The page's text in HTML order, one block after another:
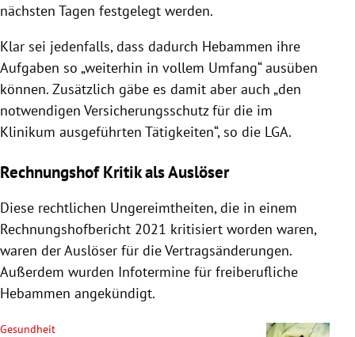
nächsten Tagen festgelegt werden.
Klar sei jedenfalls, dass dadurch Hebammen ihre
Aufgaben so „weiterhin in vollem Umfang“ ausüben
können. Zusätzlich gäbe es damit aber auch „den
notwendigen Versicherungsschutz für die im
Klinikum ausgeführten Tätigkeiten“, so die LGA.
Rechnungshof Kritik als Auslöser
Diese rechtlichen Ungereimtheiten, die in einem
Rechnungshofbericht 2021 kritisiert worden waren,
waren der Auslöser für die Vertragsänderungen.
Außerdem wurden Infotermine für freiberufliche
Hebammen angekündigt.
Gesundheit